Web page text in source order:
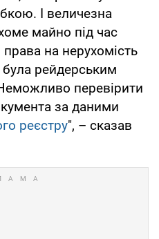
І величезна
майно під час
на нерухомість
рейдерським
перевірити
за даними
реєстру", – сказав